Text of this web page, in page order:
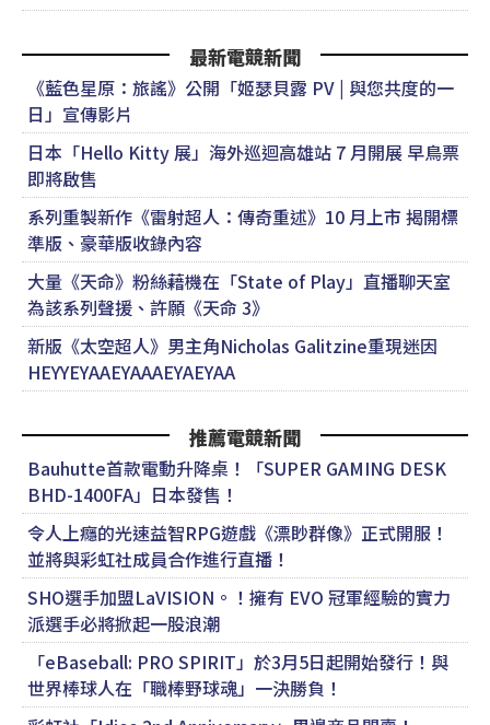
最新電競新聞
《藍色星原：旅謠》公開「姬瑟貝露 PV | 與您共度的一
日」宣傳影片
日本「Hello Kitty 展」海外巡迴高雄站 7 月開展 早鳥票
即將啟售
系列重製新作《雷射超人：傳奇重述》10 月上市 揭開標
準版、豪華版收錄內容
大量《天命》粉絲藉機在「State of Play」直播聊天室
為該系列聲援、許願《天命 3》
新版《太空超人》男主角Nicholas Galitzine重現迷因
HEYYEYAAEYAAAEYAEYAA
推薦電競新聞
Bauhutte首款電動升降桌！「SUPER GAMING DESK
BHD-1400FA」日本發售！
令人上癮的光速益智RPG遊戲《漂眇群像》正式開服！
並將與彩虹社成員合作進行直播！
SHO選手加盟LaVISION。！擁有 EVO 冠軍經驗的實力
派選手必將掀起一股浪潮
「eBaseball: PRO SPIRIT」於3月5日起開始發行！與
世界棒球人在「職棒野球魂」一決勝負！